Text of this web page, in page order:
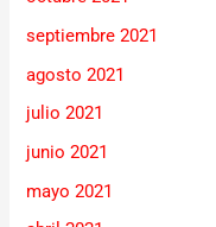
septiembre 2021
agosto 2021
julio 2021
junio 2021
mayo 2021